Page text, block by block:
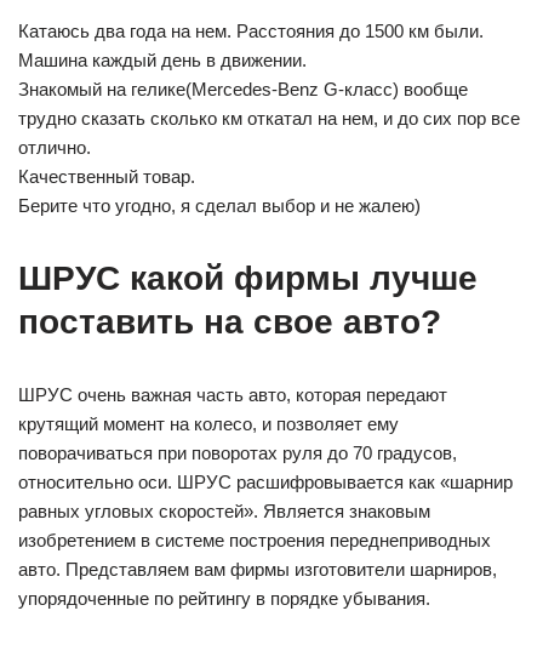
Катаюсь два года на нем. Расстояния до 1500 км были.
Машина каждый день в движении.
Знакомый на гелике(Mercedes-Benz G-класс) вообще
трудно сказать сколько км откатал на нем, и до сих пор все
отлично.
Качественный товар.
Берите что угодно, я сделал выбор и не жалею)
ШРУС какой фирмы лучше
поставить на свое авто?
ШРУС очень важная часть авто, которая передают
крутящий момент на колесо, и позволяет ему
поворачиваться при поворотах руля до 70 градусов,
относительно оси. ШРУС расшифровывается как «шарнир
равных угловых скоростей». Является знаковым
изобретением в системе построения переднеприводных
авто. Представляем вам фирмы изготовители шарниров,
упорядоченные по рейтингу в порядке убывания.